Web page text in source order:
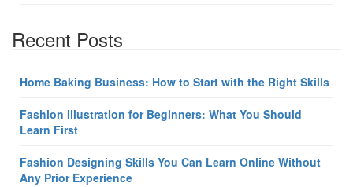
Recent Posts
Home Baking Business: How to Start with the Right Skills
Fashion Illustration for Beginners: What You Should
Learn First
Fashion Designing Skills You Can Learn Online Without
Any Prior Experience